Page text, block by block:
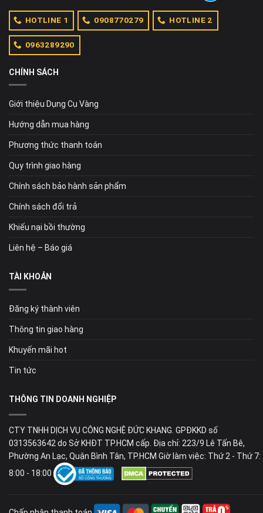
HOTLINE 1 0908770279 HOTLINE 2
0963289290
CHÍNH SÁCH
Giới thiệu Dụng Cụ Vàng
Hướng dẫn mua hàng
Phương thức thanh toán
Quy trình giao hàng
Chính sách bảo hành sản phẩm
Chính sách đổi trả
Khiếu nại bồi thường
Liên hệ – Báo giá
TÀI KHOẢN
Đăng ký thành viên
Thông tin giao hàng
Khuyến mãi hot
Tin tức
THÔNG TIN DOANH NGHIỆP
CTY TNHH DỊCH VỤ CÔNG NGHỆ ĐỨC KHANG. GPĐKKD số
0313563642 do Sở KHĐT TP.HCM cấp. Địa chỉ: 223/9 Lê Tấn Bê,
Phường An Lạc, Quận Bình Tân, TP.HCM Giờ làm việc: Thứ 2 - Thứ 7:
8:00 - 18:00